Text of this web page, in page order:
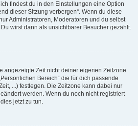
findest du in den Einstellungen eine Option
dieser Sitzung verbergen“. Wenn du diese
Administratoren, Moderatoren und du selbst
wirst dann als unsichtbarer Besucher gezählt.
angezeigte Zeit nicht deiner eigenen Zeitzone.
Bereich“ die für dich passende
...) festlegen. Die Zeitzone kann dabei nur
werden. Wenn du noch nicht registriert
jetzt zu tun.